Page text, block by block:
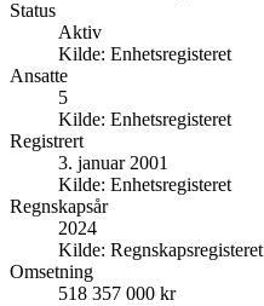
Status
Aktiv
Kilde: Enhetsregisteret
Ansatte
5
Kilde: Enhetsregisteret
Registrert
3. januar 2001
Kilde: Enhetsregisteret
Regnskapsår
2024
Kilde: Regnskapsregisteret
Omsetning
518 357 000 kr